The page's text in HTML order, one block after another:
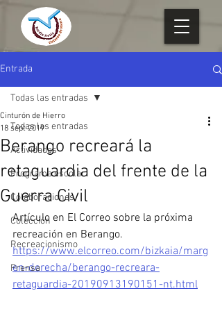
Entrada
Todas las entradas
Actividades
Programa escolar
Colaboraciones
Colección
Recreacionismo
Prensa
Todas las entradas
Berango recreará la
retaguardia del frente de la
Guerra Civil
Cinturón de Hierro
18 sept 2019
Artículo en El Correo sobre la próxima
recreación en Berango.
https://www.elcorreo.com/bizkaia/marg
en-derecha/berango-recreara-
retaguardia-20190913190151-nt.html